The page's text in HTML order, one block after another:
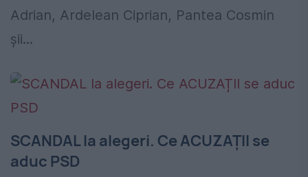
Adrian, Ardelean Ciprian, Pantea Cosmin
şii...
SCANDAL la alegeri. Ce ACUZAȚII se
aduc PSD